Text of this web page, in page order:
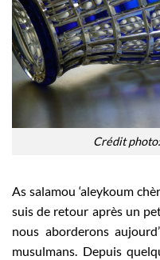
Crédit
As salamou ‘aleykoum
suis de retour après un
nous aborderons
musulmans. Depuis